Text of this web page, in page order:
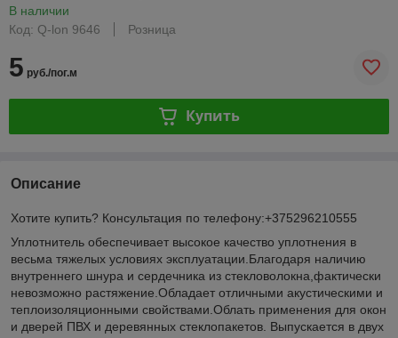
В наличии
Код: Q-lon 9646
Розница
5 руб./пог.м
Купить
Описание
Хотите купить? Консультация по телефону:+375296210555
Уплотнитель обеспечивает высокое качество уплотнения в
весьма тяжелых условиях эксплуатации.Благодаря наличию
внутреннего шнура и сердечника из стекловолокна,фактически
невозможно растяжение.Обладает отличными акустическими и
теплоизоляционными свойствами.Облать применения для окон
и дверей ПВХ и деревянных стеклопакетов. Выпускается в двух